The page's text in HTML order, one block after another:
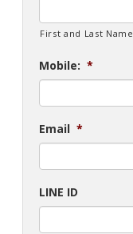
First and Last Name
Mobile: *
Email *
LINE ID